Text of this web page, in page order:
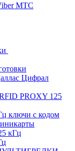
МТС
Цифрал
PROXY 125
ключи с кодом
кГц